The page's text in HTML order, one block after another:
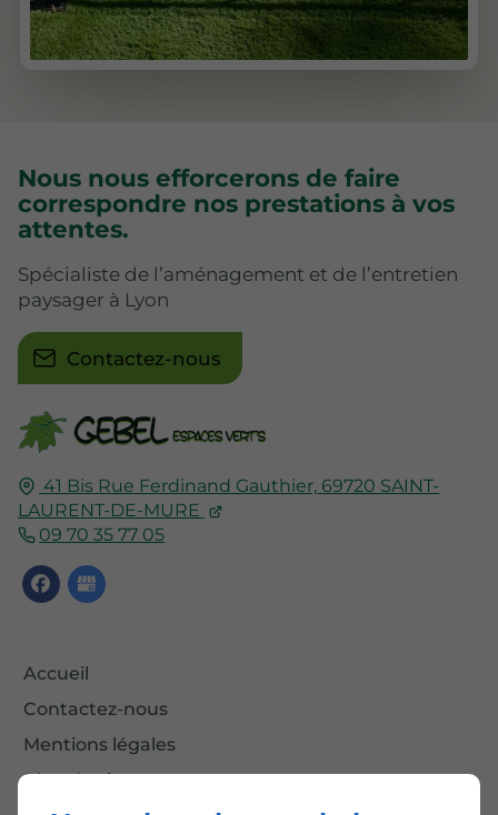
41 Bis Rue Ferdinand Gauthier, 69720 SAINT-
LAURENT-DE-MURE
09 70 35 77 05
Accueil
Contactez-nous
Mentions légales
Plan du site
Nous nous efforcerons de faire
correspondre nos prestations à vos
attentes.
Spécialiste de l’aménagement et de l’entretien
paysager à Lyon
Contactez-nous